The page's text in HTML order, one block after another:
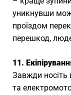
уникнувши
проїздом
перешкод,
11.
Завжди носіть
та